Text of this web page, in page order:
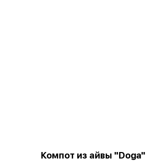
Компот из айвы "Doga"